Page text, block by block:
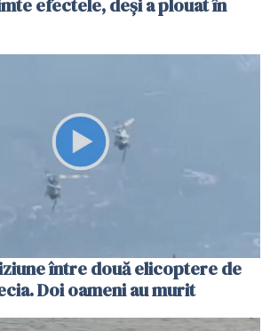
între două elicoptere de
Doi oameni au murit